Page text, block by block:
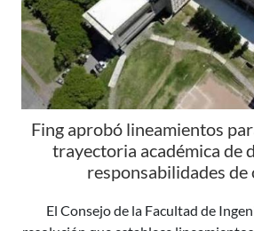
Fing aprobó lineamientos
trayectoria académica de
responsabilidades de
El Consejo de la Facultad de